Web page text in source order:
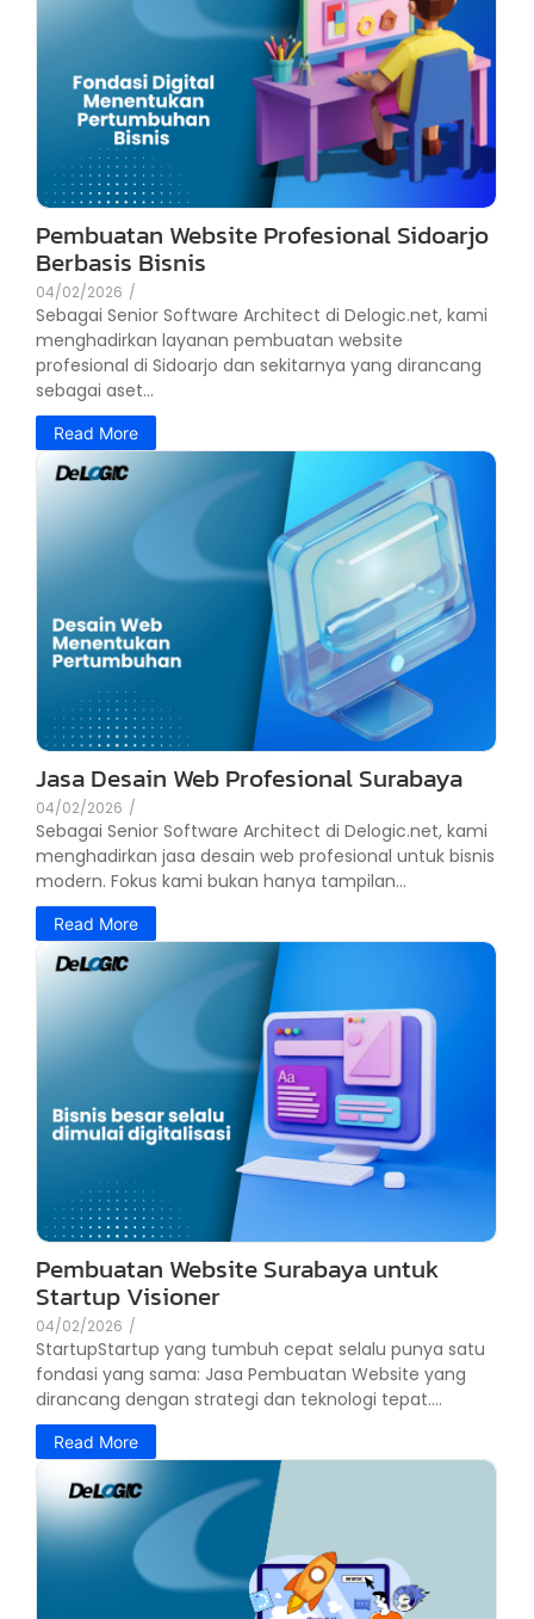
Pembuatan Website Profesional Sidoarjo
Berbasis Bisnis
04/02/2026 /
Sebagai Senior Software Architect di Delogic.net, kami
menghadirkan layanan pembuatan website
profesional di Sidoarjo dan sekitarnya yang dirancang
sebagai aset...
Read More
Jasa Desain Web Profesional Surabaya
04/02/2026 /
Sebagai Senior Software Architect di Delogic.net, kami
menghadirkan jasa desain web profesional untuk bisnis
modern. Fokus kami bukan hanya tampilan...
Read More
Pembuatan Website Surabaya untuk
Startup Visioner
04/02/2026 /
StartupStartup yang tumbuh cepat selalu punya satu
fondasi yang sama: Jasa Pembuatan Website yang
dirancang dengan strategi dan teknologi tepat....
Read More